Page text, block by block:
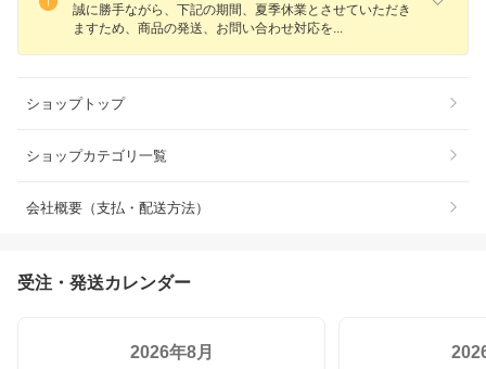
誠に勝手ながら、下記の期間、夏季休業とさせていただき
ますため、商品の発送、お問い合わせ対応を
ショップトップ
ショップカテゴリ一覧
会社概要（支払・配送方法）
受注・発送カレンダー
2026年8月